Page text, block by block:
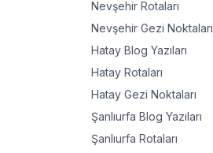
Nevşehir Rotaları
Nevşehir Gezi Noktaları
Hatay Blog Yazıları
Hatay Rotaları
Hatay Gezi Noktaları
Şanlıurfa Blog Yazıları
Şanlıurfa Rotaları